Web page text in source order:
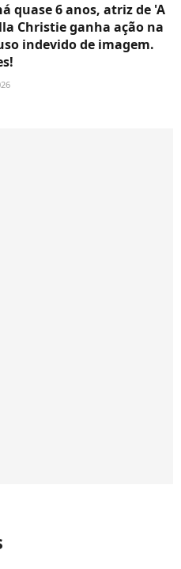
quase 6 anos, atriz de 'A
Christie ganha ação na
indevido de imagem.